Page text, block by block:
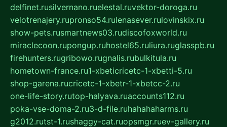
delfinet.rusilvernano.ruelestal.ruvektor-doroga.ru
velotrenajery.rupronso54.rulenasever.rulovinskix.ru
show-pets.rusmartnews03.rudiscofoxworld.ru
miraclecoon.rupongup.ruhostel65.ruliura.ruglasspb.ru
firehunters.rugribowo.rugnalis.rubulkitula.ru
hometown-france.ru1-xbeticricetc-1-xbetti-5.ru
shop-garena.rucricetc-1-xbetr-1-xbetcc-2.ru
one-life-story.rutop-halyava.ruaccounts112.ru
poka-vse-doma-2.ru3-d-file.ruhahahaharms.ru
g2012.rutst-1.rushaggy-cat.ruopsmgr.ruev-gallery.ru